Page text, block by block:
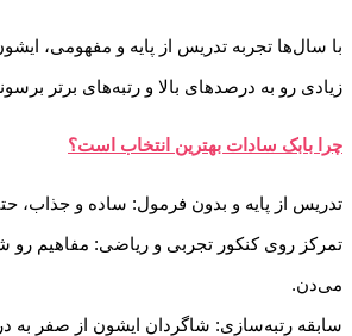
با سال‌ها تجربه تدریس از پایه و مفهومی،
زیادی رو به درصدهای بالا و رتبه‌های برتر
چرا بابک سادات بهترین انتخاب است؟
تدریس از پایه و بدون فرمول: ساده و جذاب،
تمرکز روی کنکور تجربی و ریاضی: مفاهیم رو
می‌دن.
سابقه رتبه‌سازی: شاگردان ایشون از صفر به